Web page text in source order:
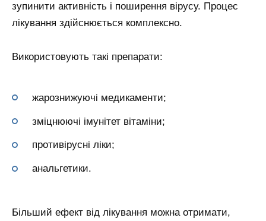
зупинити активність і поширення вірусу. Процес
лікування здійснюється комплексно.
Використовують такі препарати:
жарознижуючі медикаменти;
зміцнюючі імунітет вітаміни;
противірусні ліки;
анальгетики.
Більший ефект від лікування можна отримати,